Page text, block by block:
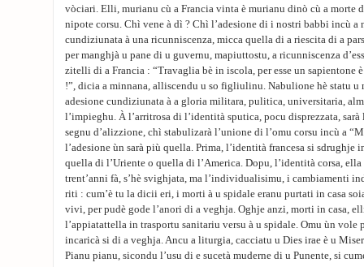
vòciari. Elli, murianu cù a Francia vinta è murianu dinò cù a morte
nipote corsu. Chì vene à dì ? Chì l’adesione di i nostri babbi incù a
cundiziunata à una ricunniscenza, micca quella di a riescita di a
per manghjà u pane di u guvernu, mapiuttostu, a ricunniscenza
zitelli di a Francia : “Travaglia bè in iscola, per esse un sapientone
!”, dicia a minnana, alliscendu u so figliulinu. Nabulione hè statu u
adesione cundiziunata à a gloria militara, pulitica, universitaria,
l’impieghu. À l’arritrosa di l’identità sputica, pocu disprezzata, sarà
segnu d’alizzione, chì stabulizarà l’unione di l’omu corsu incù a
l’adesione ùn sarà più quella. Prima, l’identità francesa si sdrughje
quella di l’Uriente o quella di l’America. Dopu, l’identità corsa, ella
trent’anni fà, s’hè svighjata, ma l’individualisimu, i cambiamenti
riti : cum’è tu la dicii eri, i morti à u spidale eranu purtati in casa
vivi, per pudè gode l’anori di a veghja. Oghje anzi, morti in casa,
l’appiatattella in trasportu sanitariu versu à u spidale. Omu ùn vole
incaricà si di a veghja. Ancu a liturgia, cacciatu u Dies irae è u
Pianu pianu, sicondu l’usu di e sucetà muderne di u Punente, si